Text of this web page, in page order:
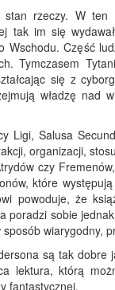
rzeczy. W
im się
Część
Tymczasem
się z
władzę nad
Ligi, Salusa
organizacji,
czy
które
powoduje, że
sobie
wiarygodny,
są tak
lektura, którą
fantastycznej.